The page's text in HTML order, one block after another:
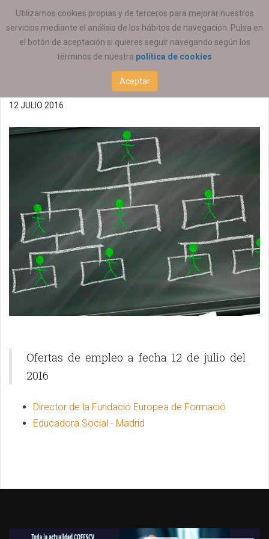
Utilizamos cookies propias y de terceros para mejorar nuestros
servicios mediante el análisis de los hábitos de navegación. Pulsa en
el botón de aceptación si quieres seguir navegando según los
términos de nuestra política de cookies
Aceptar
ESTÁ AQUÍ: EMPLEO OFERTAS DE EMPLEO
Ofertas de empleo
12/07/2016
12 JULIO 2016
Ofertas de empleo a fecha 12 de julio del
2016
Director de la Fundació Europea de Formació
Educadora Social - Madrid